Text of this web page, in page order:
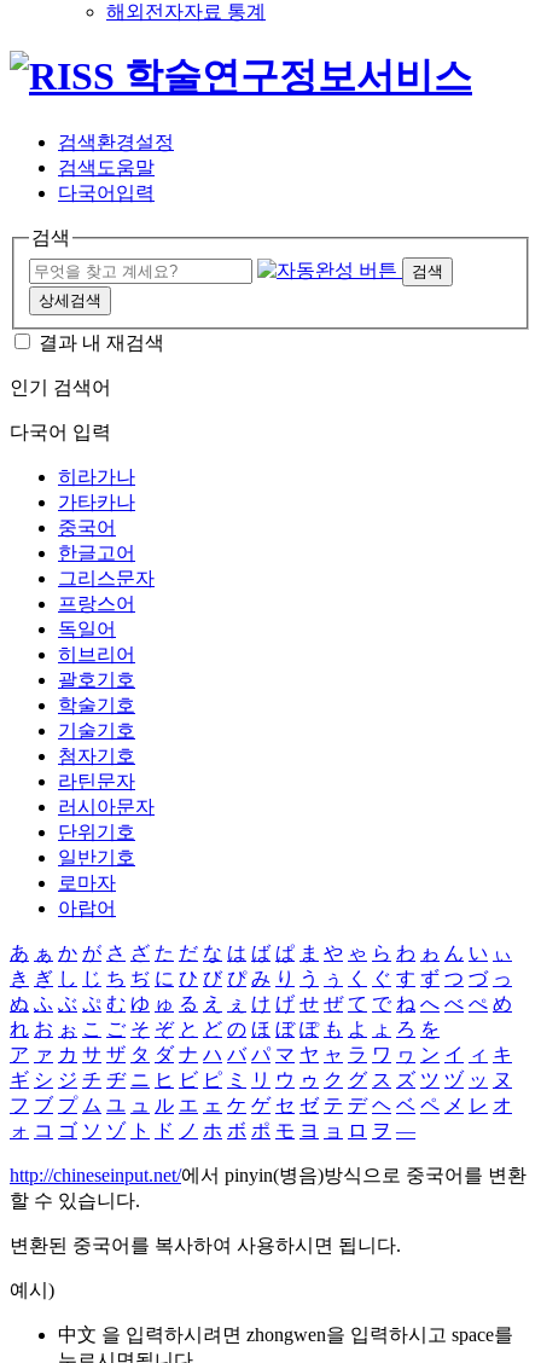
해외전자자료 통계
검색환경설정
검색도움말
다국어입력
검색
검색
상세검색
결과 내 재검색
인기 검색어
다국어 입력
히라가나
가타카나
중국어
한글고어
그리스문자
프랑스어
독일어
히브리어
괄호기호
학술기호
기술기호
첨자기호
라틴문자
러시아문자
단위기호
일반기호
로마자
아랍어
あ ぁ か が さ ざ た だ な は ば ぱ ま や ゃ ら わ ゎ ん い ぃ
き ぎ し じ ち ぢ に ひ び ぴ み り う ぅ く ぐ す ず つ づ っ
ぬ ふ ぶ ぷ む ゆ ゅ る え ぇ け げ せ ぜ て で ね へ べ ぺ め
れ お ぉ こ ご そ ぞ と ど の ほ ぼ ぽ も よ ょ ろ を
ア ァ カ サ ザ タ ダ ナ ハ バ パ マ ヤ ャ ラ ワ ヮ ン イ ィ キ
ギ シ ジ チ ヂ ニ ヒ ビ ピ ミ リ ウ ゥ ク グ ス ズ ツ ヅ ッ ヌ
フ ブ プ ム ユ ュ ル エ ェ ケ ゲ セ ゼ テ デ ヘ ベ ペ メ レ オ
ォ コ ゴ ソ ゾ ト ド ノ ホ ボ ポ モ ヨ ョ ロ ヲ ―
http://chineseinput.net/에서 pinyin(병음)방식으로 중국어를 변환
할 수 있습니다.
변환된 중국어를 복사하여 사용하시면 됩니다.
예시)
中文 을 입력하시려면 zhongwen을 입력하시고 space를